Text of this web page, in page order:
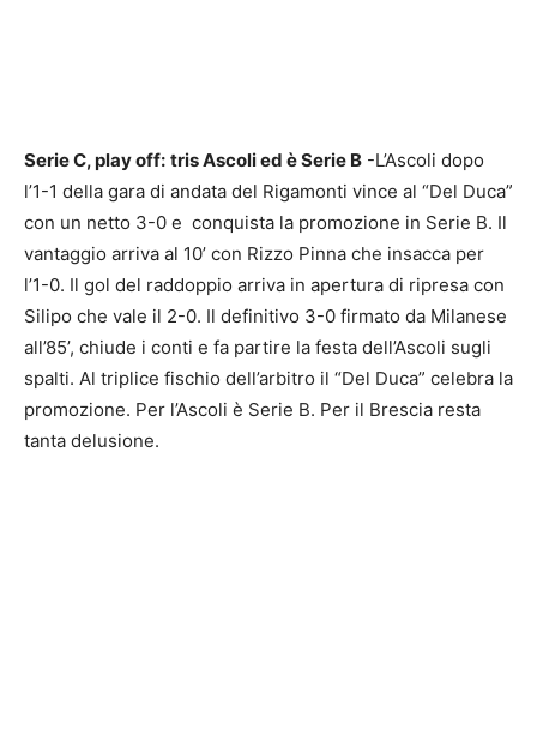
Serie C, play off: tris Ascoli ed è Serie B -L’Ascoli dopo
l’1-1 della gara di andata del Rigamonti vince al “Del Duca”
con un netto 3-0 e conquista la promozione in Serie B. Il
vantaggio arriva al 10’ con Rizzo Pinna che insacca per
l’1-0. Il gol del raddoppio arriva in apertura di ripresa con
Silipo che vale il 2-0. Il definitivo 3-0 firmato da Milanese
all’85’, chiude i conti e fa partire la festa dell’Ascoli sugli
spalti. Al triplice fischio dell’arbitro il “Del Duca” celebra la
promozione. Per l’Ascoli è Serie B. Per il Brescia resta
tanta delusione.